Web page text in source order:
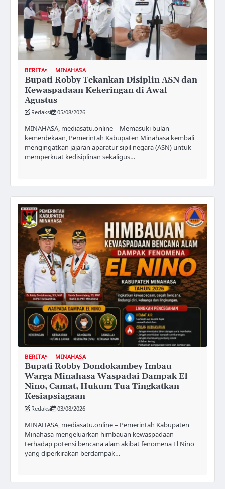
BERITA MINAHASA
Bupati Robby Tekankan Disiplin ASN dan
Kewaspadaan Kekeringan di Awal
Agustus
Redaksi 05/08/2026
MINAHASA, mediasatu.online – Memasuki bulan
kemerdekaan, Pemerintah Kabupaten Minahasa kembali
mengingatkan jajaran aparatur sipil negara (ASN) untuk
memperkuat kedisiplinan sekaligus…
BERITA MINAHASA
Bupati Robby Dondokambey Imbau
Warga Minahasa Waspadai Dampak El
Nino, Camat, Hukum Tua Tingkatkan
Kesiapsiagaan
Redaksi 03/08/2026
MINAHASA, mediasatu.online – Pemerintah Kabupaten
Minahasa mengeluarkan himbauan kewaspadaan
terhadap potensi bencana alam akibat fenomena El Nino
yang diperkirakan berdampak…